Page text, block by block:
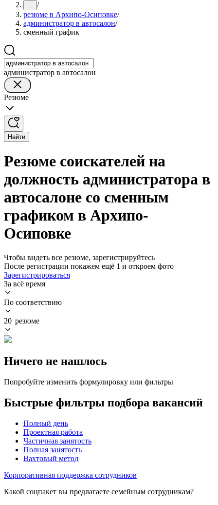
... /
резюме в Архипо-Осиповке/
администратор в автосалон/
сменный график
администратор в автосалон
Резюме
Найти
Резюме соискателей на
должность администратора в
автосалоне со сменным
графиком в Архипо-
Осиповке
Чтобы видеть все резюме, зарегистрируйтесь
После регистрации покажем ещё 1 и откроем фото
Зарегистрироваться
За всё время
По соответствию
20 резюме
Ничего не нашлось
Попробуйте изменить формулировку или фильтры
Быстрые фильтры подбора вакансий
Полный день
Проектная работа
Частичная занятость
Полная занятость
Вахтовый метод
Корпоративная поддержка сотрудников
Какой соцпакет вы предлагаете семейным сотрудникам?